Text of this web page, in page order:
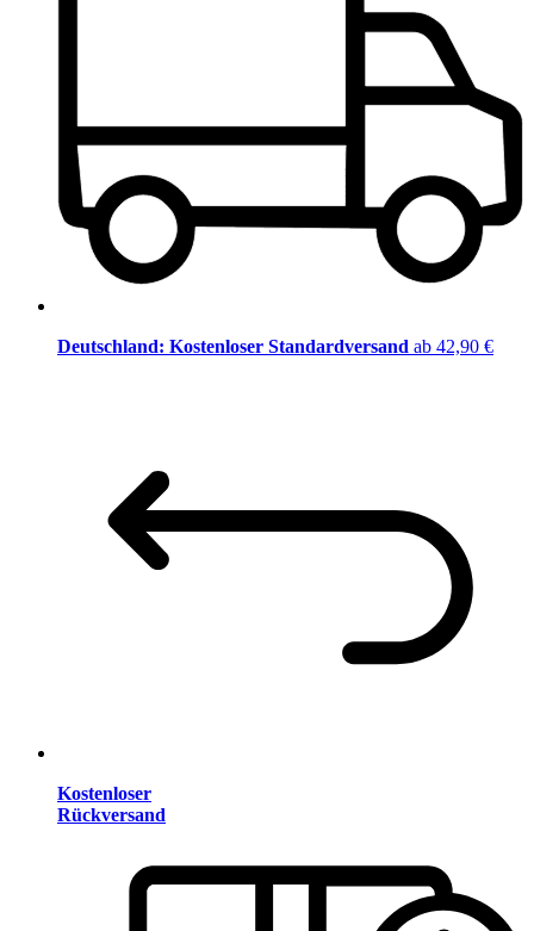
Deutschland: Kostenloser Standardversand ab 42,90 €
Kostenloser
Rückversand